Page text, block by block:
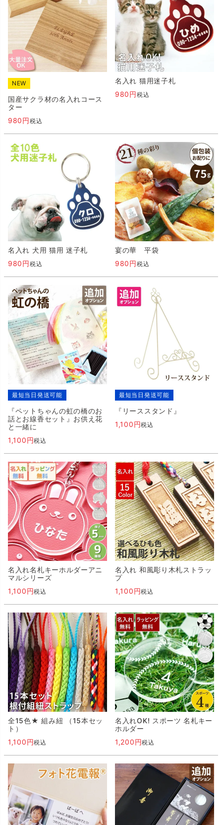
NEW
国産サクラ材の名入れコース
ター
980
税込
名入れ 猫用迷子札
980
税込
名入れ 犬用 猫用 迷子札
980
税込
宴の華 平袋
980
税込
最短当日発送可能
『ペットちゃんの虹の橋のお
話とお線香セット』お供え花
と一緒に
1,100
税込
最短当日発送可能
『リーススタンド』
1,100
税込
名入れ名札キーホルダーアニ
マルシリーズ
1,100
税込
名入れ 和風彫り木札ストラッ
プ
1,100
税込
全15色★ 組み紐 （15本セッ
ト）
1,100
税込
名入れOK! スポーツ 名札キー
ホルダー
1,200
税込